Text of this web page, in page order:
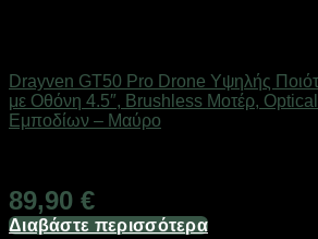
Drayven GT50 Pro Drone Υψηλής
με Οθόνη 4.5″, Brushless Μοτέρ,
Εμποδίων – Μαύρο
89,90 €
Διαβάστε περισσότερα